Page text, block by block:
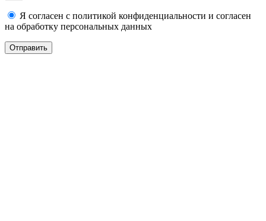
Я согласен с политикой конфиденциальности и согласен
на обработку персональных данных
Отправить